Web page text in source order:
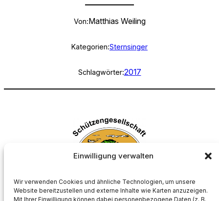
Einwilligung verwalten
Wir verwenden Cookies und ähnliche Technologien, um unsere
Website bereitzustellen und externe Inhalte wie Karten anzuzeigen.
Mit Ihrer Einwilligung können dabei personenbezogene Daten (z. B.
Von:Matthias Weiling
Kategorien:Sternsinger
Schlagwörter:2017